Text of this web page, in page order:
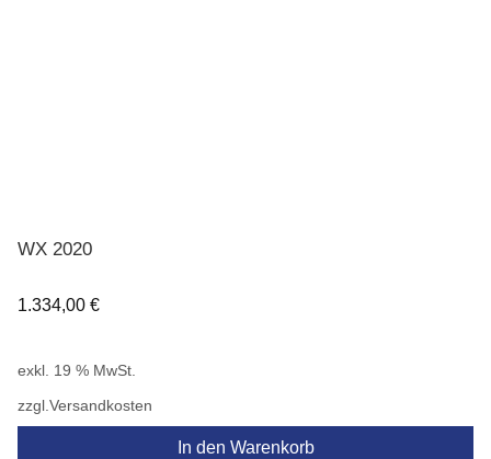
WX 2020
1.334,00 €
exkl. 19 % MwSt.
zzgl.Versandkosten
In den Warenkorb